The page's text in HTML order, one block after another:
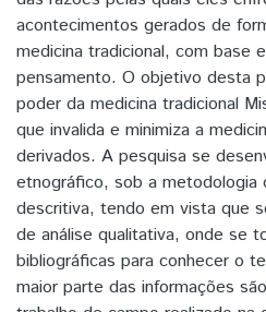
acontecimentos gerados de
medicina tradicional, com base
pensamento. O objetivo desta
poder da medicina tradicional
que invalida e minimiza a
derivados. A pesquisa se
etnográfico, sob a metodologia
descritiva, tendo em vista que
de análise qualitativa, onde se
bibliográficas para conhecer o
maior parte das informações